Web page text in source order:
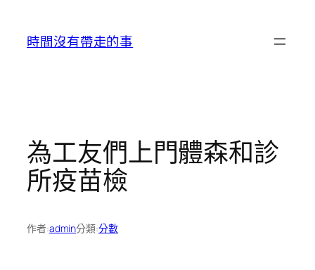
時間沒有帶走的事
為工友們上門體森和診
所疫苗檢
作者:admin分類:分數